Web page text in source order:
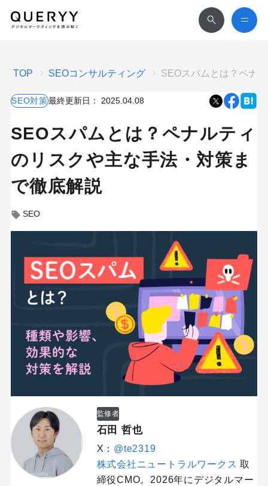
TOP SEOコンサルティング SEOスパムとは？ペナ
SEO対策最終更新日： 2025.04.08
SEOスパムとは？ペナルティ
のリスクや主な手法・対策ま
で徹底解説
SEO
監修者
石田 哲也
X： @te2319
株式会社ニュートラルワークス 取
締役CMO。2026年にデジタルマー